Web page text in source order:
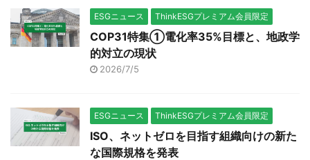
ESGニュース ThinkESGプレミアム会員限定
COP31特集①電化率35%目標と、地政学
的対立の現状
2026/7/5
ESGニュース ThinkESGプレミアム会員限定
ISO、ネットゼロを目指す組織向けの新た
な国際規格を発表